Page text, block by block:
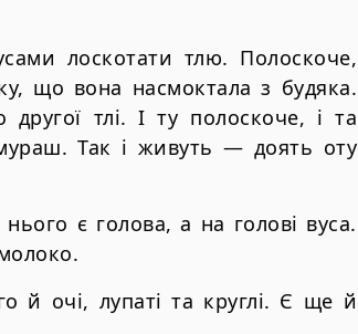
лоскотати тлю. Полоскоче,
що вона насмоктала з будяка.
тлі. І ту полоскоче, і та
Так і живуть — доять оту
є голова, а на голові вуса.
й очі, лупаті та круглі. Є ще й